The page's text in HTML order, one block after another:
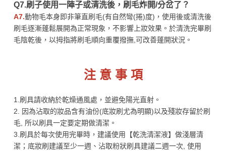
Q7.刷子使用一陣子或清洗後，刷毛炸開/分岔了？
A7.動物毛本身即非筆直刷毛(有自然彎(捲)度)，使用後或清洗後
刷毛逐漸蓬鬆展開為正常現象，不影響上妝效果。於清洗完畢刷
毛陰乾後，以拇指將刷毛順向重覆撥撫,可改善蓬開狀況。
注 意 事 項
1.刷具請收納於乾燥通風處，並避免陽光直射。
2. 因為沾取的妝品含有油份(底妝刷尤為明顯)以及殘妝存留於刷
毛, 所以刷具一定要定期做清潔。
3.刷具於每次使用完畢時，建議使用【乾洗清潔液】做淺層清
潔；底妝刷建議至少一週、沾取粉狀刷具建議二週一次, 使用